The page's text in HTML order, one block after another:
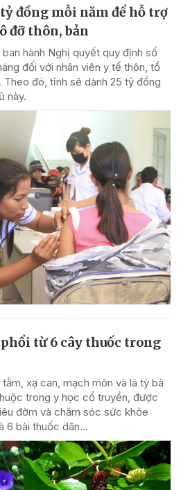
đồng mỗi năm để hỗ trợ
đỡ thôn, bản
hành Nghị quyết quy định số
đối với nhân viên y tế thôn, tổ
đó, tỉnh sẽ dành 25 tỷ đồng
này.
từ 6 cây thuốc trong
xạ can, mạch môn và lá tỳ bà
trong y học cổ truyền, được
đờm và chăm sóc sức khỏe
6 bài thuốc dân...